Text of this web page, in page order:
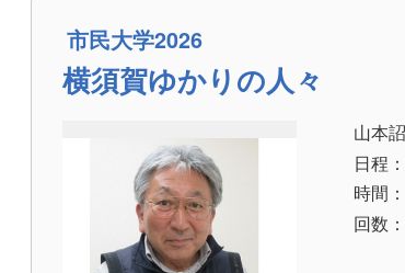
市民大学2026
横須賀ゆかりの人々
山本
日程
時間
回数